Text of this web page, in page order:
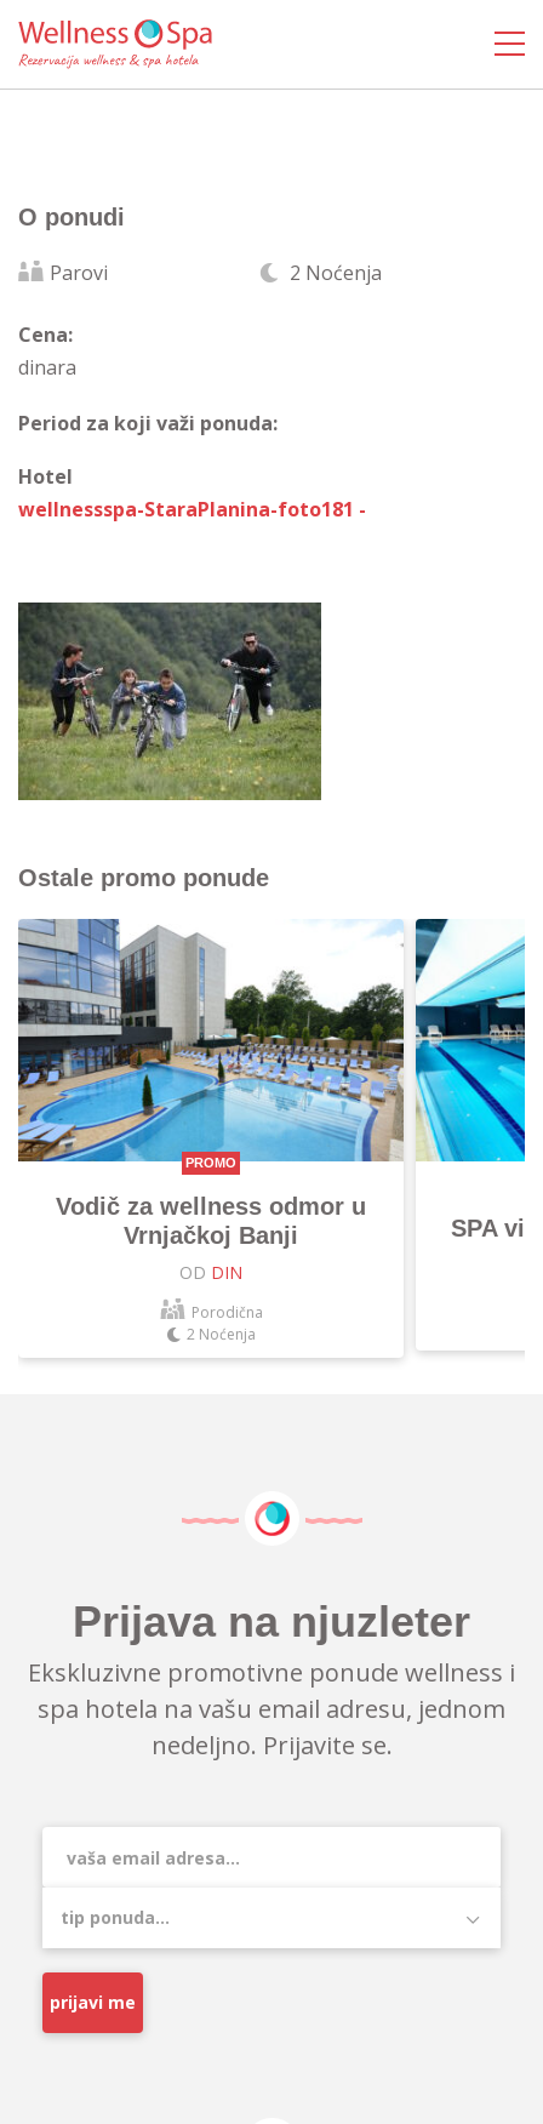
O ponudi
Parovi 2 Noćenja
Cena:
dinara
Period za koji važi ponuda:
Hotel
wellnessspa-StaraPlanina-foto181 -
Ostale promo ponude
PROMO
Vodič za wellness odmor u
Vrnjačkoj Banji
OD DIN
Porodična
2 Noćenja
SPA
Prijava na njuzleter
Ekskluzivne promotivne ponude wellness i
spa hotela na vašu email adresu, jednom
nedeljno. Prijavite se.
prijavi me